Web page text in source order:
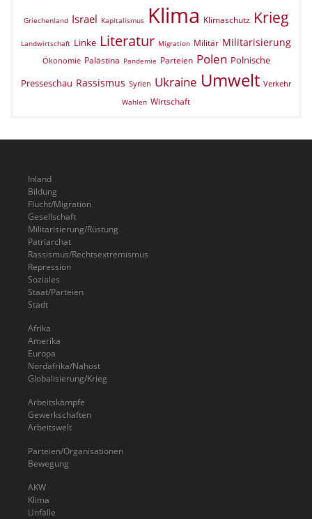
Griechenland Israel Kapitalismus Klima Klimaschutz Krieg
Landwirtschaft Linke Literatur Migration Militär Militarisierung
Ökonomie Palästina Pandemie Parteien Polen Polnische
Presseschau Rassismus Syrien Ukraine Umwelt Verkehr
Wahlen Wirtschaft
Inland
Bildung
Flucht/Migration
Gesellschaft
Militarisierung/Rüstung
Patriarchat
Rassismus/Rechtsextremismus
Repression
Soziales
Staat/Parteien
Stadt
Afrika
Amerika
Europa
Nordafrika/Nahost
Globalisierung/Krieg
Arbeitskämpfe
Gewerkschaften
Arbeitswelt
Parteien/Organisationen
Bewegung
AKW
Klima
Unfälle